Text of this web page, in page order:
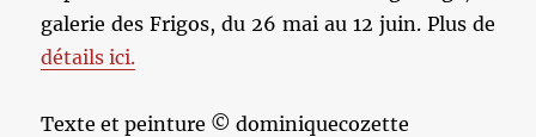
galerie des Frigos, du 26 mai au 12 juin. Plus de
détails ici.
Texte et peinture © dominiquecozette